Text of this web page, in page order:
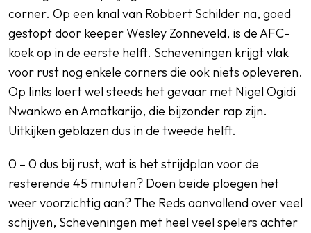
corner. Op een knal van Robbert Schilder na, goed
gestopt door keeper Wesley Zonneveld, is de AFC-
koek op in de eerste helft. Scheveningen krijgt vlak
voor rust nog enkele corners die ook niets opleveren.
Op links loert wel steeds het gevaar met Nigel Ogidi
Nwankwo en Amatkarijo, die bijzonder rap zijn.
Uitkijken geblazen dus in de tweede helft.
0 – 0 dus bij rust, wat is het strijdplan voor de
resterende 45 minuten? Doen beide ploegen het
weer voorzichtig aan? The Reds aanvallend over veel
schijven, Scheveningen met heel veel spelers achter